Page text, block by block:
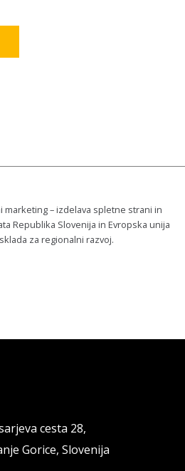
marketing – izdelava spletne strani in
Republika Slovenija in Evropska unija
za regionalni razvoj.
cesta 28,
Gorice, Slovenija